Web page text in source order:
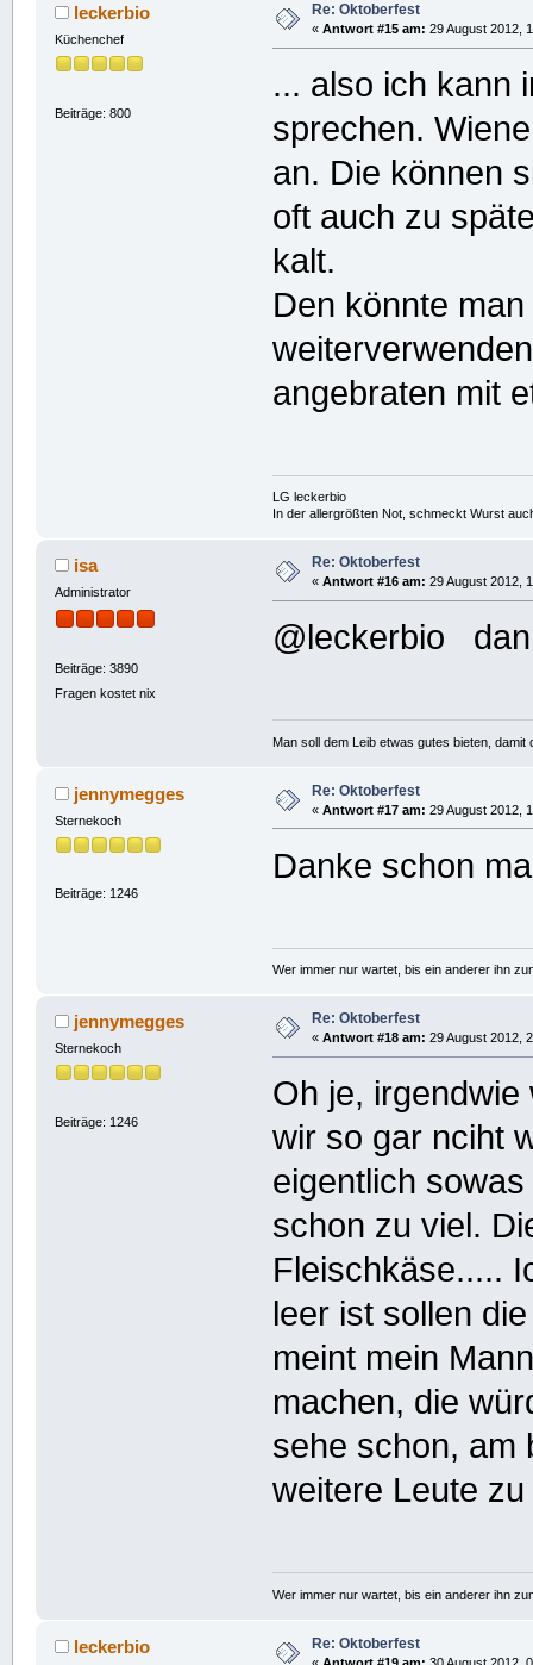
leckerbio
Küchenchef
Beiträge: 800
Re: Oktoberfest
« Antwort #15 am: 29 August 2012,
... also ich kann
sprechen.
an. Die können
oft auch zu
kalt.
Den könnte
angebraten mit
LG leckerbio
In der allergrößten Not, schmeckt Wurst
isa
Administrator
Beiträge: 3890
Fragen kostet nix
Re: Oktoberfest
« Antwort #16 am: 29 August 2012,
@leckerbio
Man soll dem Leib etwas gutes bieten,
jennymegges
Sternekoch
Beiträge: 1246
Re: Oktoberfest
« Antwort #17 am: 29 August 2012,
Danke schon
Wer immer nur wartet, bis ein anderer ihn
jennymegges
Sternekoch
Beiträge: 1246
Re: Oktoberfest
« Antwort #18 am: 29 August 2012,
Oh je,
wir so gar nciht
eigentlich
schon zu viel.
Fleischkäse.....
leer ist sollen
meint mein
machen, die
sehe schon, am
weitere Leute
Wer immer nur wartet, bis ein anderer ihn
leckerbio Re: Oktoberfest
« Antwort #19 am: 30 August 2012,